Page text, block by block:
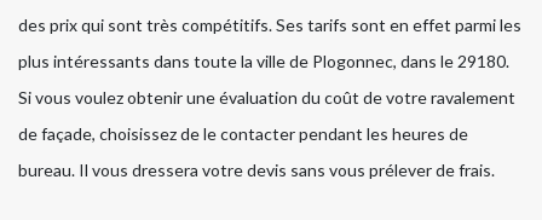
des prix qui sont très compétitifs. Ses tarifs sont en effet parmi les
plus intéressants dans toute la ville de Plogonnec, dans le 29180.
Si vous voulez obtenir une évaluation du coût de votre ravalement
de façade, choisissez de le contacter pendant les heures de
bureau. Il vous dressera votre devis sans vous prélever de frais.